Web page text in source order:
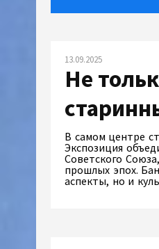
13.09.2025
Не
В самом центре
Экспозиция
Советского
прошлых эпох.
аспекты, но и